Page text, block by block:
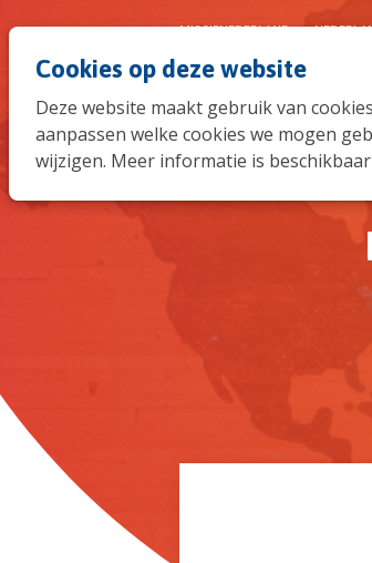
Cookies op deze website
Deze website maakt gebruik van
aanpassen welke cookies we mogen
wijzigen. Meer informatie is
MISSIENEDERLAND